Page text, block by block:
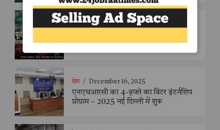
अन्तर्राष्ट्रीय March 4, 2026
का निर्णायक मोड़ - संजय सक्सैना
देश / December 16, 2025
एनएचआरसी का 4-हफ्ते का विंटर इंटर्नशिप
प्रोग्राम – 2025 नई दिल्ली में शुरू